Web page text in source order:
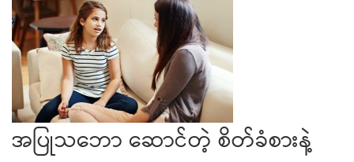
အပြုသဘော ဆောင်တဲ့ စိတ်ခံစားနဲ့